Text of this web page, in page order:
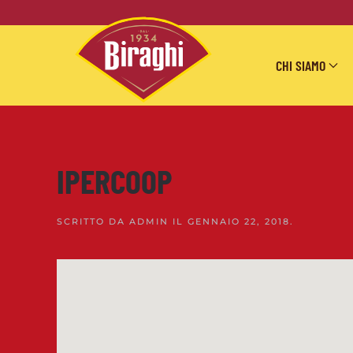
Skip to main content
CHI SIAMO
IPERCOOP
SCRITTO DA ADMIN IL GENNAIO 22, 2018.